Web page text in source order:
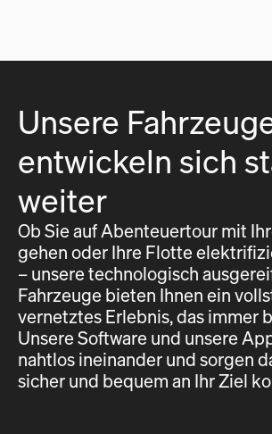
Unsere
entwickeln sich
weiter
Ob Sie auf Abenteuertour mit
gehen oder Ihre Flotte
– unsere technologisch
Fahrzeuge bieten Ihnen ein
vernetztes Erlebnis, das immer
Unsere Software und unsere
nahtlos ineinander und sorgen
sicher und bequem an Ihr Ziel